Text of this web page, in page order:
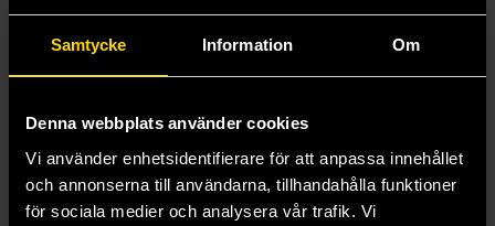
Samtycke Information Om
Denna webbplats använder cookies
Vi använder enhetsidentifierare för att anpassa innehållet
och annonserna till användarna, tillhandahålla funktioner
för sociala medier och analysera vår trafik. Vi